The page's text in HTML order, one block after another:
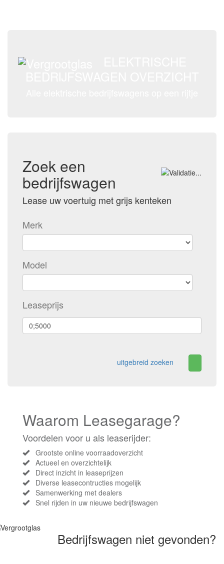
Zoek een
bedrijfswagen
Lease uw voertuig met grijs kenteken
Merk
Model
Leaseprijs
uitgebreid zoeken
Waarom Leasegarage?
Voordelen voor u als leaserijder:
Grootste online voorraadoverzicht
Actueel en overzichtelijk
Direct inzicht in leaseprijzen
Diverse leasecontructies mogelijk
Samenwerking met dealers
Snel rijden in uw nieuwe bedrijfswagen
Bedrijfswagen niet gevonden?